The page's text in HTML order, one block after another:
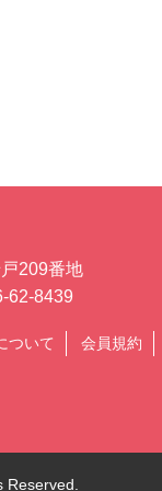
209番地
62-8439
ついて 会員規約
Reserved.